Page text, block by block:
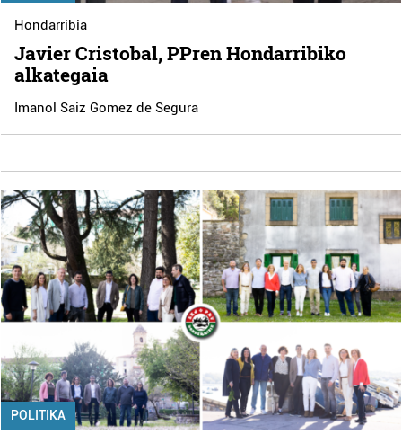
Hondarribia
Javier Cristobal, PPren Hondarribiko
alkategaia
Imanol Saiz Gomez de Segura
POLITIKA